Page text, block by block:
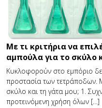
Με τι κριτήρια να
αμπούλα για το σκύλο
Κυκλοφορούν στο εμπόριο
προστασία των τετράποδων.
σκύλο και τη γάτα μου; 1.
προτεινόμενη χρήση όλων […]